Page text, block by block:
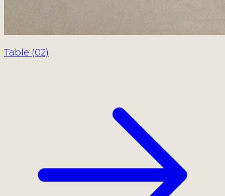
Table (02)